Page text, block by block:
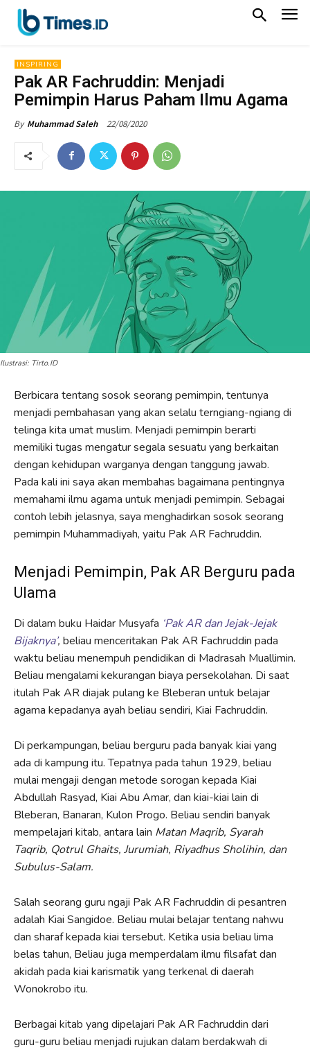
INSPIRING
Pak AR Fachruddin: Menjadi
Pemimpin Harus Paham Ilmu Agama
By Muhammad Saleh 22/08/2020
Ilustrasi: Tirto.ID
Berbicara tentang sosok seorang pemimpin, tentunya
menjadi pembahasan yang akan selalu terngiang-ngiang di
telinga kita umat muslim. Menjadi pemimpin berarti
memiliki tugas mengatur segala sesuatu yang berkaitan
dengan kehidupan warganya dengan tanggung jawab.
Pada kali ini saya akan membahas bagaimana pentingnya
memahami ilmu agama untuk menjadi pemimpin. Sebagai
contoh lebih jelasnya, saya menghadirkan sosok seorang
pemimpin Muhammadiyah, yaitu Pak AR Fachruddin.
Menjadi Pemimpin, Pak AR Berguru pada
Ulama
Di dalam buku Haidar Musyafa ‘Pak AR dan Jejak-Jejak
Bijaknya’, beliau menceritakan Pak AR Fachruddin pada
waktu beliau menempuh pendidikan di Madrasah Muallimin.
Beliau mengalami kekurangan biaya persekolahan. Di saat
itulah Pak AR diajak pulang ke Bleberan untuk belajar
agama kepadanya ayah beliau sendiri, Kiai Fachruddin.
Di perkampungan, beliau berguru pada banyak kiai yang
ada di kampung itu. Tepatnya pada tahun 1929, beliau
mulai mengaji dengan metode sorogan kepada Kiai
Abdullah Rasyad, Kiai Abu Amar, dan kiai-kiai lain di
Bleberan, Banaran, Kulon Progo. Beliau sendiri banyak
mempelajari kitab, antara lain Matan Maqrib, Syarah
Taqrib, Qotrul Ghaits, Jurumiah, Riyadhus Sholihin, dan
Subulus-Salam.
Salah seorang guru ngaji Pak AR Fachruddin di pesantren
adalah Kiai Sangidoe. Beliau mulai belajar tentang nahwu
dan sharaf kepada kiai tersebut. Ketika usia beliau lima
belas tahun, Beliau juga memperdalam ilmu filsafat dan
akidah pada kiai karismatik yang terkenal di daerah
Wonokrobo itu.
Berbagai kitab yang dipelajari Pak AR Fachruddin dari
guru-guru beliau menjadi rujukan dalam berdakwah di